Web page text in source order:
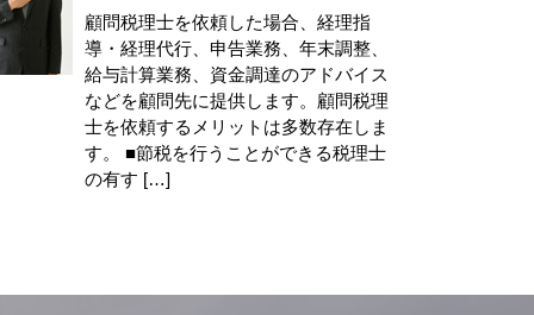
顧問税理士を依頼した場合、経理指
導・経理代行、申告業務、年末調整、
給与計算業務、資金調達のアドバイス
などを顧問先に提供します。顧問税理
士を依頼するメリットは多数存在しま
す。 ■節税を行うことができる税理士
の有す […]